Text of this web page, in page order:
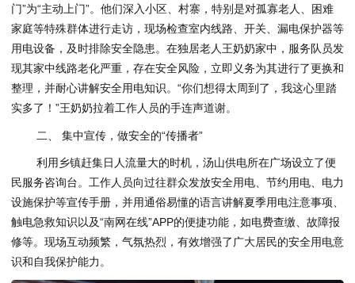
门”为“主动上门”。他们深入小区、村寨，特别是对孤寡老人、困难
家庭等特殊群体进行走访，现场检查室内线路、开关、漏电保护器等
用电设备，及时排除安全隐患。在独居老人王奶奶家中，服务队员发
现其家中线路老化严重，存在安全风险，立即义务为其进行了更换和
整理，并耐心讲解安全用电知识。“你们想得太周到了，我这心里踏
实多了！”王奶奶拉着工作人员的手连声道谢。
二、 集中宣传，做安全的“传播者”
利用乡镇赶集日人流量大的时机，汤山供电所在广场设立了便
民服务咨询台。工作人员向过往群众发放安全用电、节约用电、电力
设施保护等宣传手册，并用通俗易懂的语言讲解夏季用电注意事项、
触电急救知识以及“南网在线”APP的便捷功能，如电费查缴、故障报
修等。现场互动频繁，气氛热烈，有效增强了广大居民的安全用电意
识和自我保护能力。